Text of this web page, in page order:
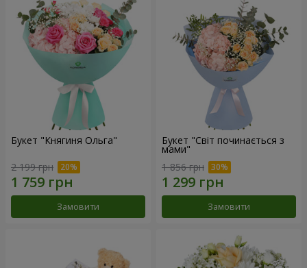
Букет "Княгиня Ольга"
2 199 грн
Замовити
Букет "Світ починається з
мами"
1 856 грн
Замовити